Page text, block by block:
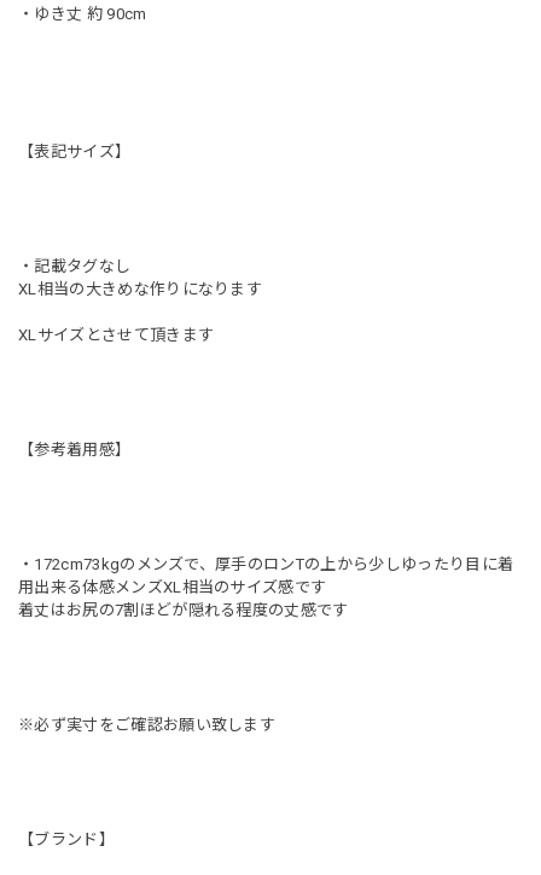
・ゆき丈 約 90cm
【表記サイズ】
・記載タグなし
XL相当の大きめな作りになります
XLサイズとさせて頂きます
【参考着用感】
・172cm73kgのメンズで、厚手のロンTの上から少しゆったり目に着
用出来る体感メンズXL相当のサイズ感です
着丈はお尻の7割ほどが隠れる程度の丈感です
※必ず実寸をご確認お願い致します
【ブランド】